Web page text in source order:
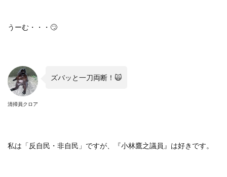
うーむ・・・🙄
清掃員クロア
ズバッと一刀両断！🙀
私は「反自民・非自民」ですが、『小林鷹之議員』は好きです。